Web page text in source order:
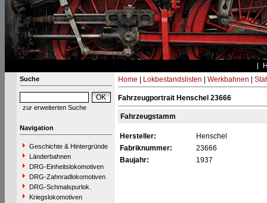
Suche
zur erweiterten Suche
Navigation
Geschichte & Hintergründe
Länderbahnen
DRG-Einheitslokomotiven
DRG-Zahnradlokomotiven
DRG-Schmalspurlok.
Kriegslokomotiven
Home Lokbestandslisten Werkbahnen
Fahrzeugportrait Henschel 23666
Fahrzeugstamm
Hersteller:
Henschel
Fabriknummer:
23666
Baujahr:
1937